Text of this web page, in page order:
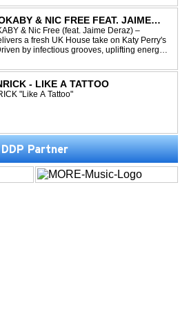
Melodien, energiegeladenen
emotionalen Vocals fängt der Track ...
& NIC FREE FEAT. JAIME
& Nic Free (feat. Jaime Deraz) –
a fresh UK House take on Katy Perry's
by infectious grooves, uplifting energy,
a modern club vibe while preserving the
of the origin...
- LIKE A TATTOO
"Like A Tattoo"
DDP Partner